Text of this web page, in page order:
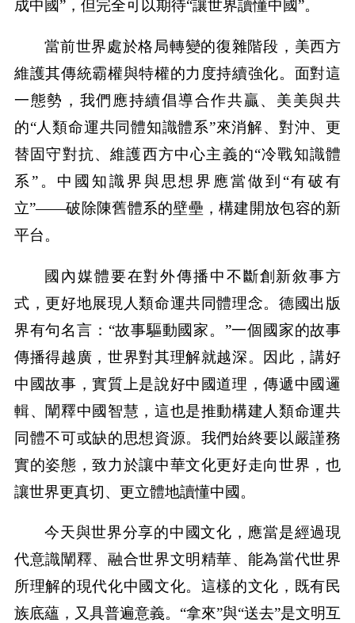
成中國”，但完全可以期待“讓世界讀懂中國”。
當前世界處於格局轉變的復雜階段，美西方
維護其傳統霸權與特權的力度持續強化。面對這
一態勢，我們應持續倡導合作共贏、美美與共
的“人類命運共同體知識體系”來消解、對沖、更
替固守對抗、維護西方中心主義的“冷戰知識體
系”。中國知識界與思想界應當做到“有破有
立”——破除陳舊體系的壁壘，構建開放包容的新
平台。
國內媒體要在對外傳播中不斷創新敘事方
式，更好地展現人類命運共同體理念。德國出版
界有句名言：“故事驅動國家。”一個國家的故事
傳播得越廣，世界對其理解就越深。因此，講好
中國故事，實質上是說好中國道理，傳遞中國邏
輯、闡釋中國智慧，這也是推動構建人類命運共
同體不可或缺的思想資源。我們始終要以嚴謹務
實的姿態，致力於讓中華文化更好走向世界，也
讓世界更真切、更立體地讀懂中國。
今天與世界分享的中國文化，應當是經過現
代意識闡釋、融合世界文明精華、能為當代世界
所理解的現代化中國文化。這樣的文化，既有民
族底蘊，又具普遍意義。“拿來”與“送去”是文明互